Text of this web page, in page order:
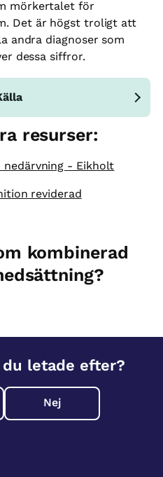
mörkertalet för
Det är högst troligt att
andra diagnoser som
dessa siffror.
resurser:
nedärvning - Eikholt
reviderad
kombinerad
letade efter?
Nej